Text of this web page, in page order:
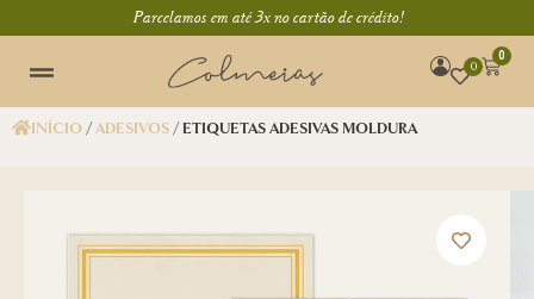
Parcelamos em até 3x no cartão de crédito!
0
0
INÍCIO/ADESIVOS/ ETIQUETAS ADESIVAS MOLDURA